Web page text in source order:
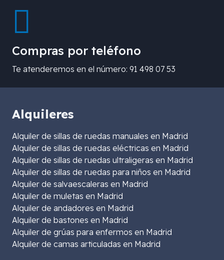
Compras por teléfono
Te atenderemos en el número: 91 498 07 53
Alquileres
Alquiler de sillas de ruedas manuales en Madrid
Alquiler de sillas de ruedas eléctricas en Madrid
Alquiler de sillas de ruedas ultraligeras en Madrid
Alquiler de sillas de ruedas para niños en Madrid
Alquiler de salvaescaleras en Madrid
Alquiler de muletas en Madrid
Alquiler de andadores en Madrid
Alquiler de bastones en Madrid
Alquiler de grúas para enfermos en Madrid
Alquiler de camas articuladas en Madrid